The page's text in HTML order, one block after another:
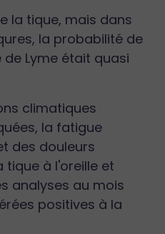
la tique, mais dans
la probabilité de
Lyme était quasi
climatiques
la fatigue
des douleurs
tique à l'oreille et
analyses au mois
positives à la